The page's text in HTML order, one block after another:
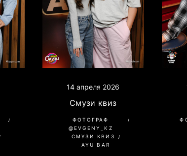
14 апреля 2026
Смузи квиз
ФОТОГРАФ
@EVGENY_KZ
СМУЗИ КВИЗ
AYU BAR